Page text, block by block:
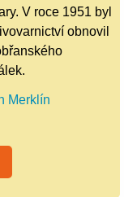
V roce 1951 byl
obnovil
Merklín